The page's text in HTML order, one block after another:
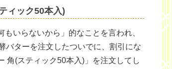
ィック50本入)
いらないから」的なことを言われ、
バターを注文したついでに、割引にな
角(スティック50本入)」を注文してし